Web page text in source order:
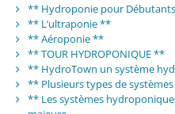
** Hydroponie pour
** L’ultraponie **
** Aéroponie **
** TOUR HYDROPONIQUE **
** HydroTown un système
** Plusieurs types de
** Les systèmes